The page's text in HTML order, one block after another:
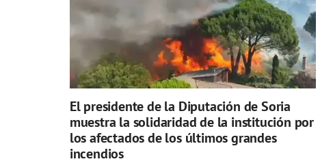
El presidente de la Diputación de Soria
muestra la solidaridad de la institución por
los afectados de los últimos grandes
incendios